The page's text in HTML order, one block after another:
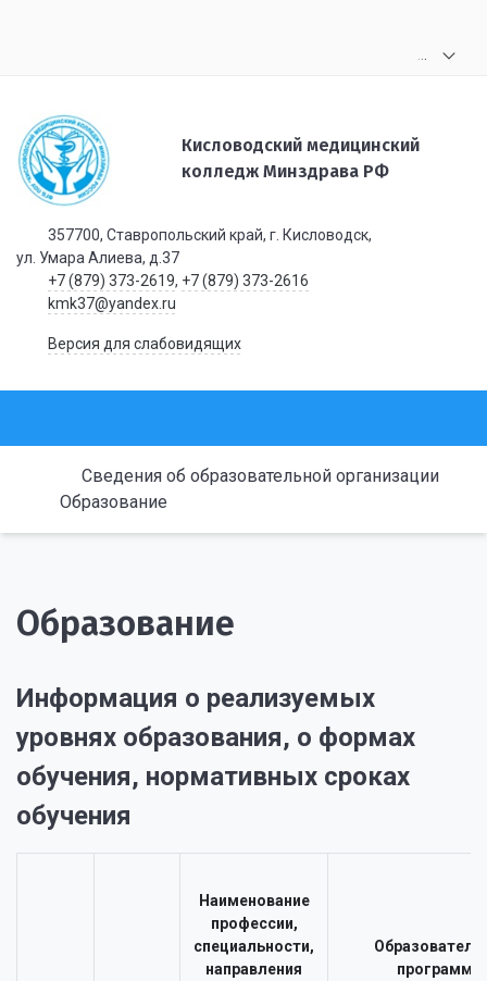
Кисловодский медицинский
колледж Минздрава РФ
357700, Ставропольский край, г. Кисловодск,
ул. Умара Алиева, д.37
+7 (879) 373-2619, +7 (879) 373-2616
kmk37@yandex.ru
Версия для слабовидящих
Сведения об образовательной организации
Образование
Образование
Информация о реализуемых
уровнях образования, о формах
обучения, нормативных сроках
обучения
Наименование
профессии,
специальности,
направления
программа,